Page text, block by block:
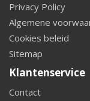
Privacy Policy
Algemene
Cookies beleid
Sitemap
Klantenservice
Contact